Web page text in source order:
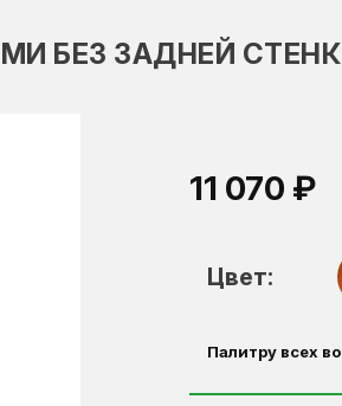
БЕЗ ЗАДНЕЙ
11 070 ₽
Цвет:
Палитру всех